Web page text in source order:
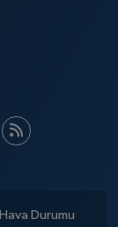
Durumu